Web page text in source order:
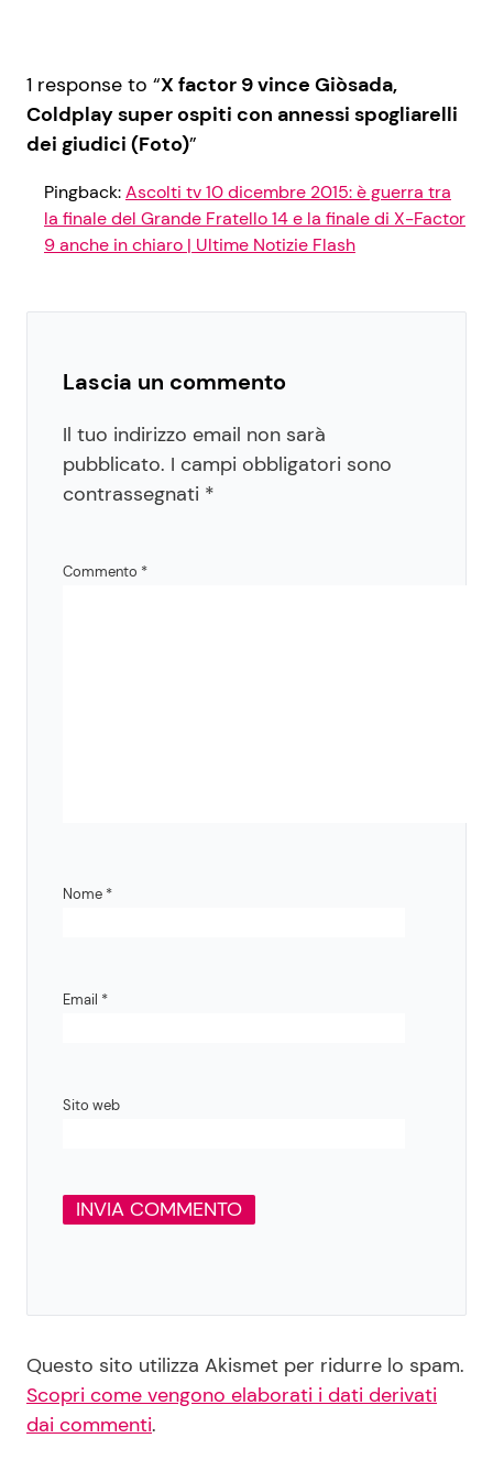
1 response to “X factor 9 vince Giòsada,
Coldplay super ospiti con annessi spogliarelli
dei giudici (Foto)”
Pingback:Ascolti tv 10 dicembre 2015: è guerra tra
la finale del Grande Fratello 14 e la finale di X-Factor
9 anche in chiaro | Ultime Notizie Flash
Lascia un commento
Il tuo indirizzo email non sarà
pubblicato. I campi obbligatori sono
contrassegnati *
Commento *
Nome *
Email *
Sito web
Questo sito utilizza Akismet per ridurre lo spam.
Scopri come vengono elaborati i dati derivati
dai commenti.